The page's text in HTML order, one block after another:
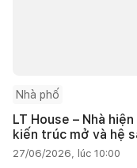
Nhà phố
LT House – Nhà
kiến trúc mở và hệ
27/06/2026, lúc 10:00